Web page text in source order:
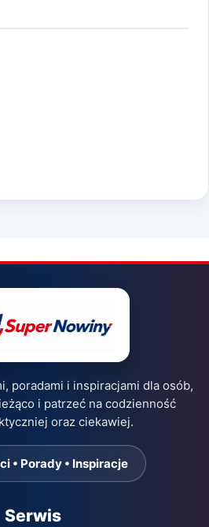
poradami i inspiracjami dla osób,
i patrzeć na codzienność
oraz ciekawiej.
• Porady • Inspiracje
Serwis